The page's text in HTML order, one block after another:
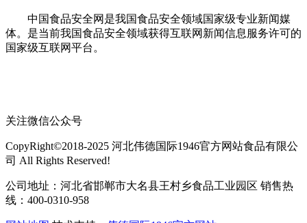
中国食品安全网是我国食品安全领域国家级专业新闻媒
体。是当前我国食品安全领域获得互联网新闻信息服务许可的
国家级互联网平台。
关注微信公众号
CopyRight©2018-2025 河北伟德国际1946官方网站食品有限公
司 All Rights Reserved!
公司地址：河北省邯郸市大名县王村乡食品工业园区 销售热
线：400-0310-958